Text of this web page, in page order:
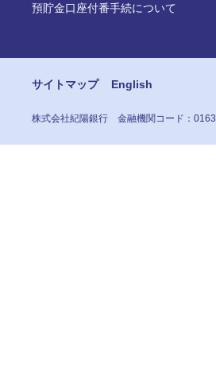
預貯金口座付番手続について
サイトマップ English
株式会社紀陽銀行 金融機関コード：0163